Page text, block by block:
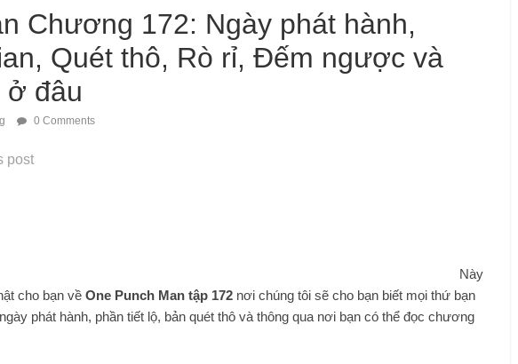
Chương 172: Ngày phát hành,
Quét thô, Rò rỉ, Đếm ngược và
đâu
0 Comments
post
Này
cho bạn về One Punch Man tập 172 nơi chúng tôi sẽ cho bạn biết mọi thứ bạn
phát hành, phần tiết lộ, bản quét thô và thông qua nơi bạn có thể đọc chương